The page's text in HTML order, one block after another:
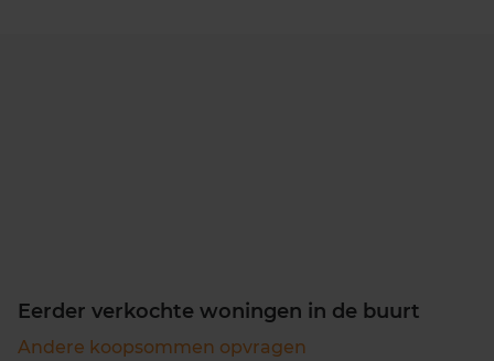
Eerder verkochte woningen in de buurt
Andere koopsommen opvragen